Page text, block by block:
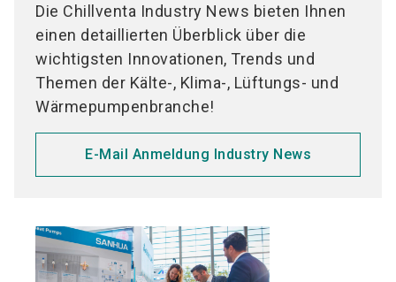
Entrauchung
Luftklappen
Luftdurchlässe
Lufterwärmer elektrisch
Luftfilter
Schalldämpfer
Rechenzentren
Lüftung
Zentrale Lüftung
Dezentrale Lüftung
Wohnungslüftung
Luftheizung/Luftkühlung
Luftbefeuchtung
Luftreinigung
Wärmepumpen
Die Chillventa Industry News bieten Ihnen
einen detaillierten Überblick über die
wichtigsten Innovationen, Trends und
Themen der Kälte-, Klima-, Lüftungs- und
Wärmepumpenbranche!
E-Mail Anmeldung Industry News